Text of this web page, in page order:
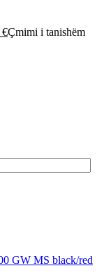
€Çmimi i tanishëm